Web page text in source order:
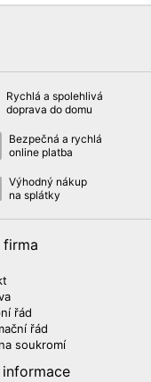
Rychlá a spolehlivá
doprava do domu
Bezpečná a rychlá
online platba
Výhodný nákup
na splátky
firma
řád
řád
soukromí
informace